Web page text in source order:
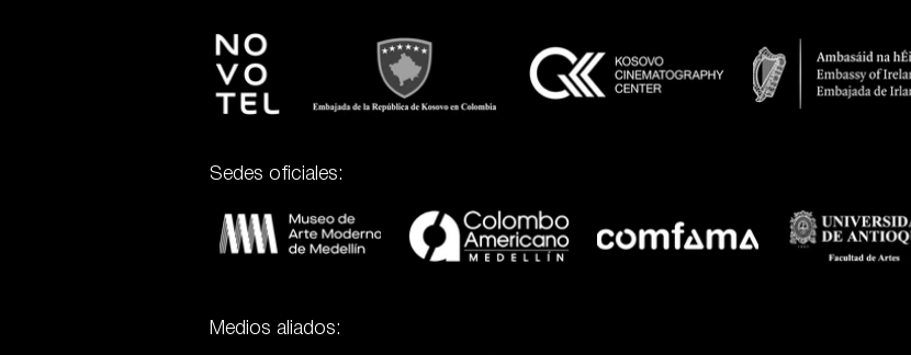
Sedes oficiales:
Medios aliados: